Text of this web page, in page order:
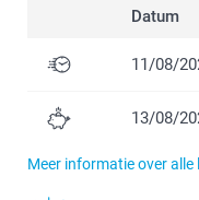
Datum
11/08/
13/08/
Meer informatie over